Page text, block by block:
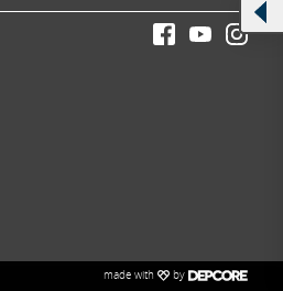
made with by